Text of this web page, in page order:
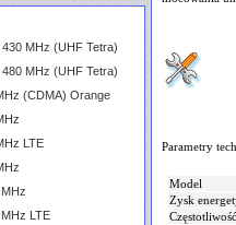
MHz (UHF Tetra)
MHz (UHF Tetra)
(CDMA) Orange
LTE
LTE
Parametry
Model
Zysk